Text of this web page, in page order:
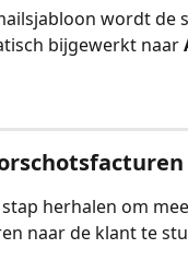
wordt de
bijgewerkt naar
herhalen om
naar de klant te